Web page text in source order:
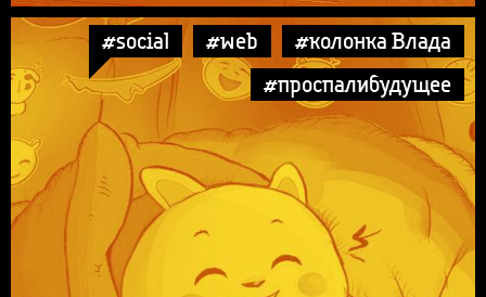
#social #web
#колонка Влада
#проспалибудущее